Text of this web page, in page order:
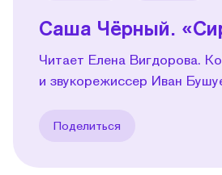
Саша Чёрный.
Читает Елена Вигдорова.
и звукорежиссер Иван
Поделиться